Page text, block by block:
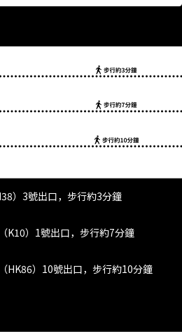
）3號出口，步行約3分鐘
K10）1號出口，步行約7分鐘
HK86）10號出口，步行約10分鐘